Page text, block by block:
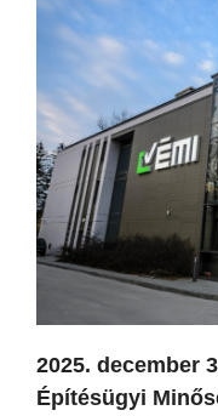
2025. december
Építésügyi